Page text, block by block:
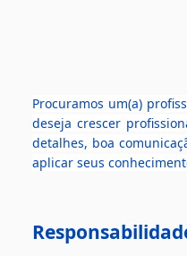
Procuramos um(a)
deseja crescer
detalhes, boa
aplicar seus